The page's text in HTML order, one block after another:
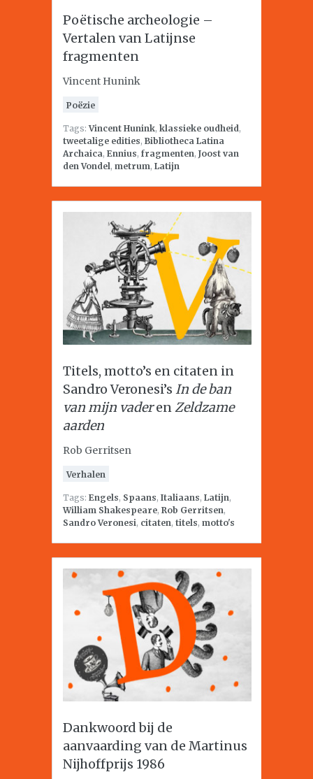
Poëtische archeologie –
Vertalen van Latijnse
fragmenten
Vincent Hunink
Poëzie
Tags:Vincent Hunink, klassieke oudheid,
tweetalige edities, Bibliotheca Latina
Archaica, Ennius, fragmenten, Joost van
den Vondel, metrum, Latijn
Titels, motto’s en citaten in
Sandro Veronesi’s In de ban
van mijn vaderenZeldzame
aarden
Rob Gerritsen
Verhalen
Tags: Engels, Spaans, Italiaans, Latijn,
William Shakespeare, Rob Gerritsen,
Sandro Veronesi, citaten, titels, motto's
Dankwoord bij de
aanvaarding van de Martinus
Nijhoffprijs 1986